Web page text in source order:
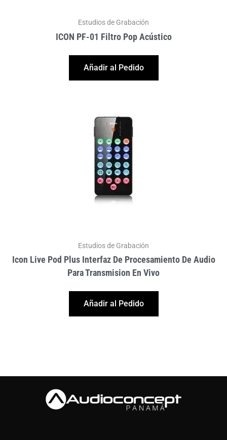
Estudios de Grabación
ICON PF-01 Filtro Pop Acústico
Añadir al Pedido
Estudios de Grabación
Icon Live Pod Plus Interfaz De Procesamiento De Audio
Para Transmision En Vivo
Añadir al Pedido